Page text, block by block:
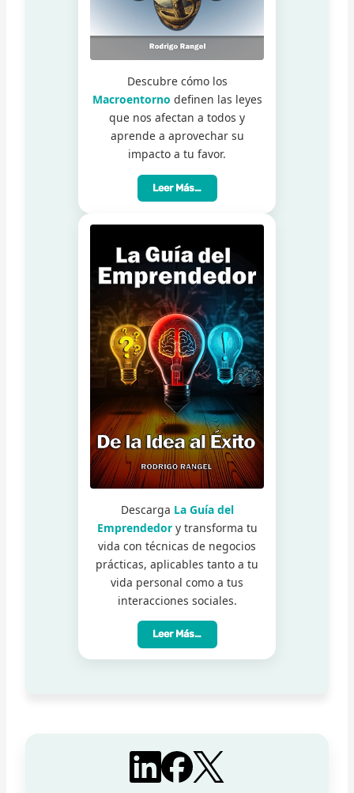
Descubre cómo los
Macroentorno definen las leyes
que nos afectan a todos y
aprende a aprovechar su
impacto a tu favor.
Leer Más…
Descarga La Guía del
Emprendedory transforma tu
vida con técnicas de negocios
prácticas, aplicables tanto a tu
vida personal como a tus
interacciones sociales.
Leer Más…